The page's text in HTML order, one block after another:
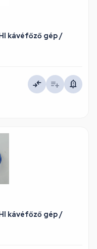
kávéfőző gép /
kávéfőző gép /